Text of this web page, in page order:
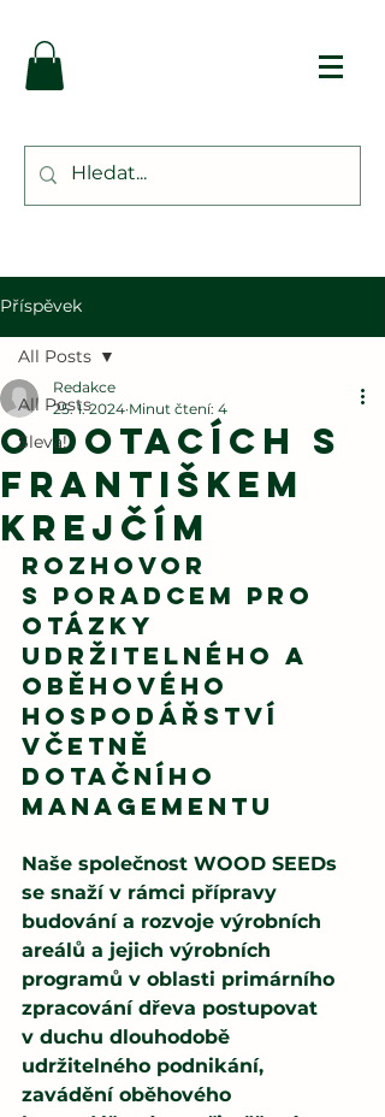
Příspěvek
All Posts
Sleva!
All Posts
O dotacích s
Františkem
Krejčím
Redakce
25. 1. 2024 Minut čtení: 4
Rozhovor
s poradcem pro
otázky
udržitelného a
oběhového
hospodářství
včetně
dotačního
managementu
Naše společnost WOOD SEEDs
se snaží v rámci přípravy
budování a rozvoje výrobních
areálů a jejich výrobních
programů v oblasti primárního
zpracování dřeva postupovat
v duchu dlouhodobě
udržitelného podnikání,
zavádění oběhového